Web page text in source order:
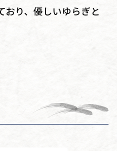
おり、優しいゆらぎと